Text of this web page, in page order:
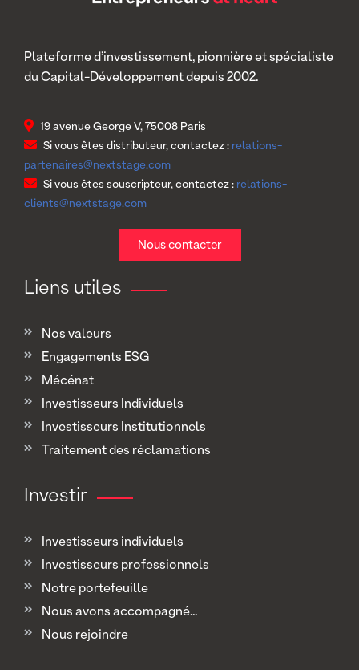
Plateforme d’investissement, pionnière et spécialiste
du Capital-Développement depuis 2002.
19 avenue George V, 75008 Paris
Si vous êtes distributeur, contactez : relations-
partenaires@nextstage.com
Si vous êtes souscripteur, contactez : relations-
clients@nextstage.com
Nous contacter
Liens utiles
Nos valeurs
Engagements ESG
Mécénat
Investisseurs Individuels
Investisseurs Institutionnels
Traitement des réclamations
Investir
Investisseurs individuels
Investisseurs professionnels
Notre portefeuille
Nous avons accompagné...
Nous rejoindre